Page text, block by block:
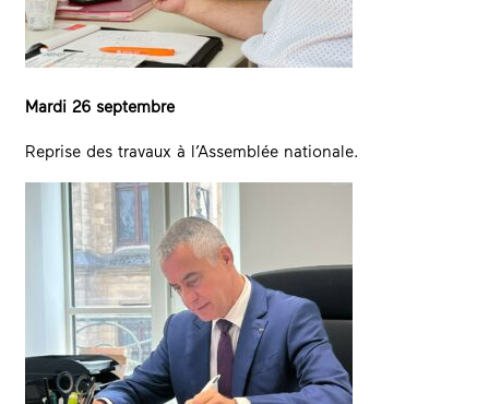
Mardi 26 septembre
Reprise des travaux à l’Assemblée nationale.